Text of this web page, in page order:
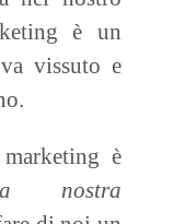
è un
vissuto e
è
nostra